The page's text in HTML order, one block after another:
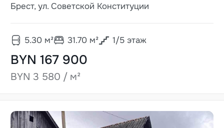
Брест, ул. Советской Конституции
5.30м² 31.70м² 1/5этаж
BYN 167 900
BYN 3 580 / м²